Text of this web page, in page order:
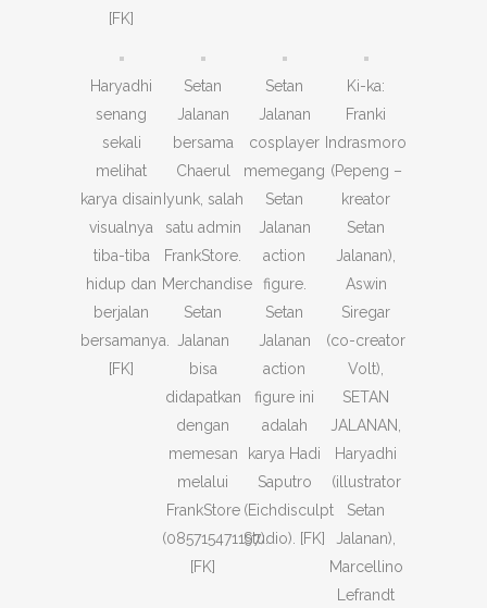
[FK]
Haryadhi
senang
sekali
melihat
karya disain
visualnya
tiba-tiba
hidup dan
berjalan
bersamanya.
[FK]
Setan
Jalanan
bersama
Chaerul
Iyunk, salah
satu admin
FrankStore.
Merchandise
Setan
Jalanan
bisa
didapatkan
dengan
memesan
melalui
FrankStore
(085715471197).
[FK]
Setan
Jalanan
cosplayer
memegang
Setan
Jalanan
action
figure.
Setan
Jalanan
action
figure ini
adalah
karya Hadi
Saputro
(Eichdisculpt
Studio). [FK]
Ki-ka:
Franki
Indrasmoro
(Pepeng –
kreator
Setan
Jalanan),
Aswin
Siregar
(co-creator
Volt),
SETAN
JALANAN,
Haryadhi
(illustrator
Setan
Jalanan),
Marcellino
Lefrandt